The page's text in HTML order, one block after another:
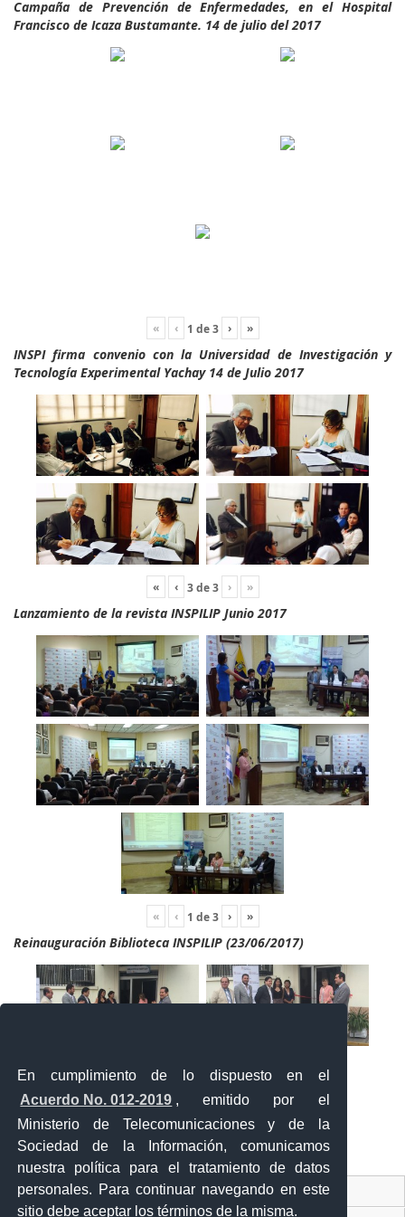
En cumplimiento de lo dispuesto en el
Acuerdo No. 012-2019 , emitido por el
Ministerio de Telecomunicaciones y de la
Sociedad de la Información, comunicamos
nuestra política para el tratamiento de datos
personales. Para continuar navegando en este
sitio debe aceptar los términos de la misma.
Campaña de Prevención de Enfermedades, en el Hospital
Francisco de Icaza Bustamante. 14 de julio del 2017
« ‹ 1 de3 › »
INSPI firma convenio con la Universidad de Investigación y
Tecnología Experimental Yachay 14 de Julio 2017
« ‹ 3de3 › »
Lanzamiento de la revista INSPILIP Junio 2017
« ‹ 1 de3 › »
Reinauguración Biblioteca INSPILIP (23/06/2017)
Contacto Ciudadano Digital